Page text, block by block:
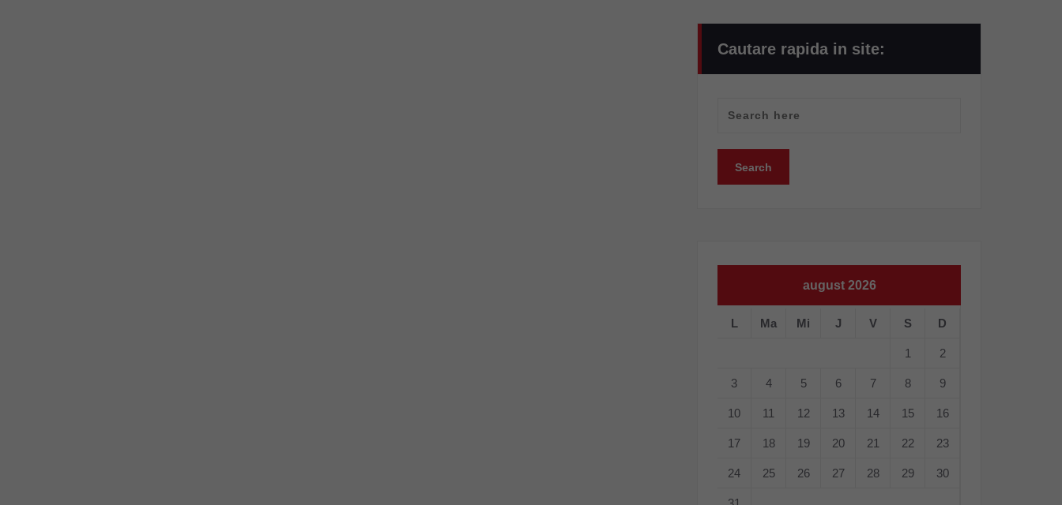
Cautare rapida in site:
august 2026
L Ma Mi J V S D
1 2
3 4 5 6 7 8 9
10 11 12 13 14 15 16
17 18 19 20 21 22 23
24 25 26 27 28 29 30